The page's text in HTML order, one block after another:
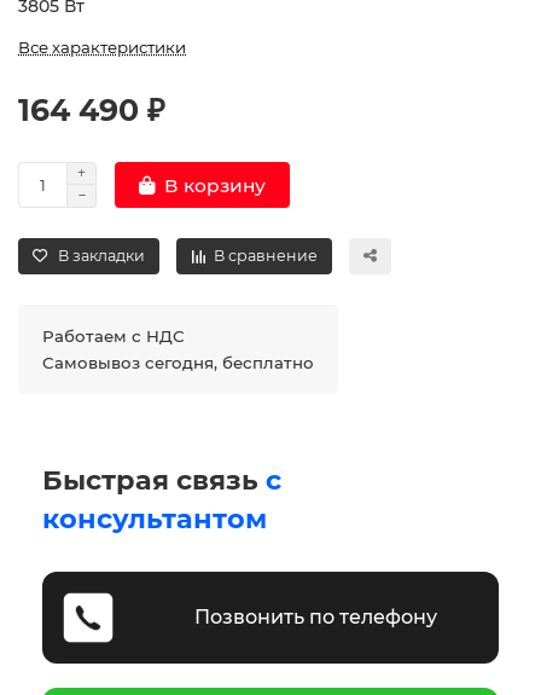
3805 Вт
Все характеристики
164 490 ₽
В корзину
В закладки В сравнение
Работаем с НДС
Самовывоз сегодня, бесплатно
Быстрая связь с
консультантом
Позвонить по телефону